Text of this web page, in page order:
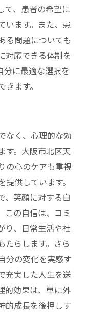
て、患者の希望に
います。また、患
る問題についても
対応できる体制を
分に最適な選択を
ます。
なく、心理的な効
す。大阪市北区天
の心のケアも重視
供しています。
、笑顔に対する自
この自信は、コミ
り、日常生活や社
たらします。さら
分の変化を実感す
充実した人生を送
的効果は、単に外
的成長を後押しす